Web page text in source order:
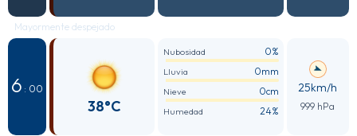
Mayormente despejado
6 : 00
38°C
Nubosidad 0%
Lluvia 0mm
Nieve 0cm
Humedad 24%
25km/h
999 hPa